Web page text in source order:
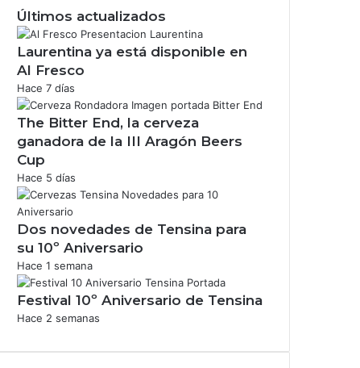
Últimos actualizados
Laurentina ya está disponible en
Al Fresco
Hace 7 días
The Bitter End, la cerveza
ganadora de la III Aragón Beers
Cup
Hace 5 días
Dos novedades de Tensina para
su 10º Aniversario
Hace 1 semana
Festival 10º Aniversario de Tensina
Hace 2 semanas